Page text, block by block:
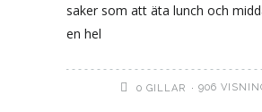
saker som att äta lunch och
en hel
0 GILLAR 906